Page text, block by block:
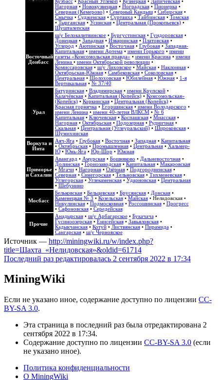
Нагорная• Новокузнецкая• Ноградская• Пионерка•
Северная (Кемерово)• Северный Кандыш• Сибирская•
Смычка• Судженская• Суртаиха• Тайбинская• Томская
• Тырганская• Усинская• Центральная (Прокопьевск)•
Шушталепская
Восточный
Донбасс
ш/у Белокалитвинское• Бургустинская• Гундоровская•
Донецкая• Западная• Изваринская• Платовская•
Углерод • Аютинская• Восточная• Глубокая• Западная-
Капитальная• имени Артема• имени Горького • имени
газеты «Комсомольская правда» • имени Красина• имени
Ленина • имени Октябрьской революции•
Комиссаровская• ш/у Лиховское• Майская• Наклонная•
Октябрьская-Южная• Самбековская• Соколовская•
Центральная• Шолоховская• Юбилейная• Южная• 1-я
Вертикальная• № 37/40
Урал
Батуринская• Владимирская• имени Крупской•
Калачёвская• Капитальная (Копейск)• Комсомольская»
(Копейск)• Коркинская• Центральная (Копейск)•
Красная горнячка• Егоршинская• имени Володарского •
имени Ленина• имени 40-летия ВЛКСМ• № 6
Капитальная• Ключевская• Коспашская• Миасская•
Нагорная• Октябрьская• Подозерная• Рудничная•
Скальная• Центральная (Углеуральский)• Широковская•
Шумихинская
Воркута и
Инта
Аяч-Яга• Глубокая• Восточная• Западная• Капитальная
• Октябрьская• Промышленная• Центральная• Хальмер-
Ю• Юнь-Яга• Юр-Шор • Южная
Приморье
и Сахалин
Авангард • Амурская• Бошняково • Дальневосточная•
Долинская• Горнозаводская• Капитальная• Макаровская
• Мгачи• Нагорная• Озёрная• Подгородненская•
Северная• Синегорская• Тельновская• Тихменевская•
Углегорская• Углекаменская• Ударновская• Центральная
• Шебунино
Мосбасс
Бельковская• Бельцевская• Брусянская• Донская•
Каменецкая № 3 • Козельская• Майская• Нелидовская•
Никулинская• Подмосковная• Россошинская• Прогресс
• Сафоновская• Середейская
Прочие
Анадырская• ш/у Арбагарское• Букачача•
Гусиноозерская• Енисейская• Завьяловская•
Кадыкчанская• Котуй• Листвянская• Пирамида•
Сангарская• ш/у Черновское
Источник — http://miningwiki.ru/w/index.php?
title=Шахта_«Нелидовская»&oldid=61714
Последний раз редактировалась 2 сентября 2022 в 17:34
MiningWiki
Если не указано иное, содержание доступно по лицензии CC-
BY-SA 3.0.
Эта страница в последний раз была отредактирована 2
сентября 2022 в 17:34.
Содержание доступно по лицензии CC-BY-SA 3.0 (если
не указано иное).
Политика конфиденциальности
О MiningWiki